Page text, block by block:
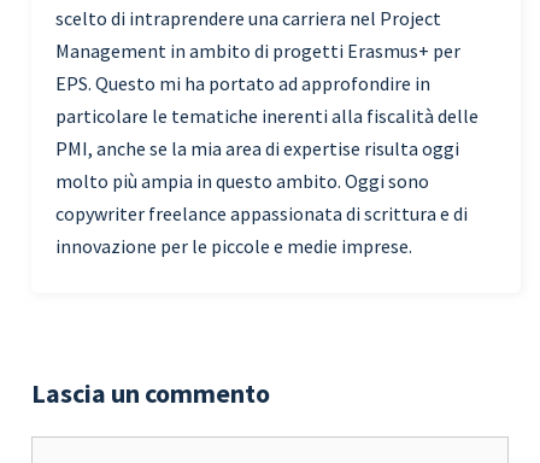
scelto di intraprendere una carriera nel Project
Management in ambito di progetti Erasmus+ per
EPS. Questo mi ha portato ad approfondire in
particolare le tematiche inerenti alla fiscalità delle
PMI, anche se la mia area di expertise risulta oggi
molto più ampia in questo ambito. Oggi sono
copywriter freelance appassionata di scrittura e di
innovazione per le piccole e medie imprese.
Lascia un commento